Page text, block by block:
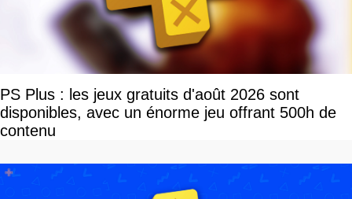
PS Plus : les jeux gratuits d'août 2026 sont
disponibles, avec un énorme jeu offrant 500h de
contenu